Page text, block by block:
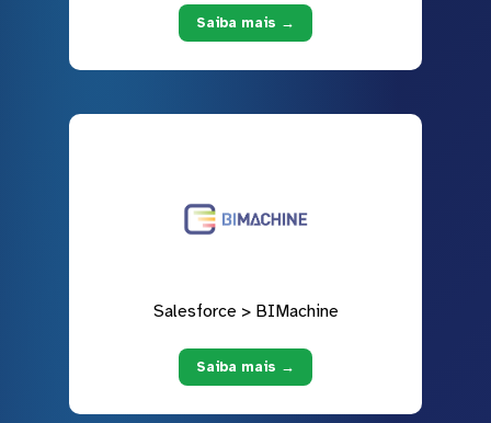
Saiba mais →
Salesforce > BIMachine
Saiba mais →